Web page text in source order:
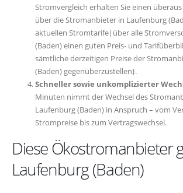
Stromvergleich erhalten Sie einen
über die Stromanbieter in Laufenburg
aktuellen Stromtarife|über alle
(Baden) einen guten Preis- und
sämtliche derzeitigen Preise der
(Baden) gegenüberzustellen}.
Schneller sowie unkomplizierter
Minuten nimmt der Wechsel des
Laufenburg (Baden) in Anspruch – vom
Strompreise bis zum Vertragswechsel.
Diese Ökostromanbieter
Laufenburg (Baden)